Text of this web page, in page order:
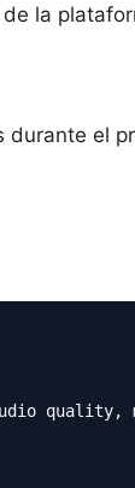
la
durante el
quality,